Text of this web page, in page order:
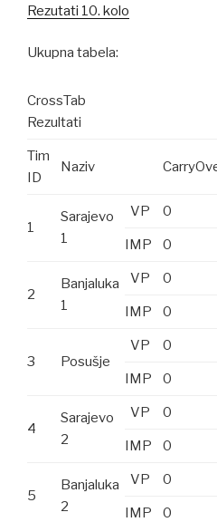
Rezutati 10. kolo
Ukupna tabela:
CrossTab
Rezultati
Tim
ID
Naziv
1
Sarajevo
1
VP 0
IMP 0
2
Banjaluka
1
VP 0
IMP 0
3 Posušje
VP 0
IMP 0
4
Sarajevo
2
VP 0
IMP 0
5
Banjaluka
2
VP 0
IMP 0